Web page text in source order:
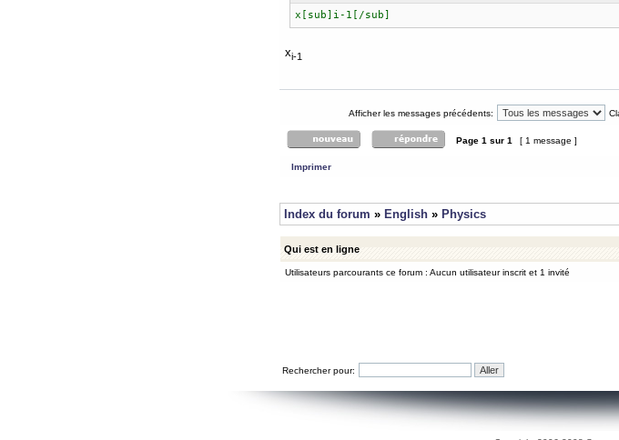
x[sub]i-1[/sub]
xi-1
Afficher les messages précédents:
Page 1 sur 1 [ 1 message ]
Imprimer
Index du forum » English » Physics
Qui est en ligne
Utilisateurs parcourants ce forum : Aucun utilisateur inscrit et 1 invité
Rechercher pour: